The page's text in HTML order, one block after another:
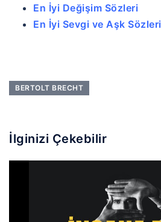
En İyi Değişim Sözleri
En İyi Sevgi ve Aşk Sözleri
BERTOLT BRECHT
İlginizi Çekebilir